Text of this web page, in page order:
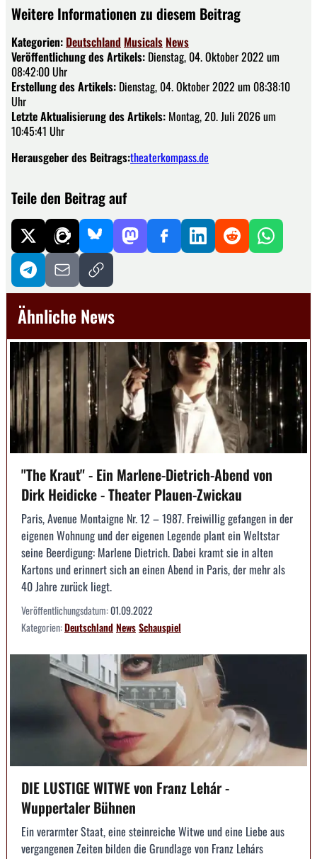
Weitere Informationen zu diesem Beitrag
Kategorien: Deutschland Musicals News
Veröffentlichung des Artikels: Dienstag, 04. Oktober 2022 um
08:42:00 Uhr
Erstellung des Artikels: Dienstag, 04. Oktober 2022 um 08:38:10
Uhr
Letzte Aktualisierung des Artikels: Montag, 20. Juli 2026 um
10:45:41 Uhr
Herausgeber des Beitrags:theaterkompass.de
Teile den Beitrag auf
Ähnliche News
"The Kraut" - Ein Marlene-Dietrich-Abend von
Dirk Heidicke - Theater Plauen-Zwickau
Paris, Avenue Montaigne Nr. 12 – 1987. Freiwillig gefangen in der
eigenen Wohnung und der eigenen Legende plant ein Weltstar
seine Beerdigung: Marlene Dietrich. Dabei kramt sie in alten
Kartons und erinnert sich an einen Abend in Paris, der mehr als
40 Jahre zurück liegt.
Veröffentlichungsdatum:01.09.2022
Kategorien:DeutschlandNewsSchauspiel
DIE LUSTIGE WITWE von Franz Lehár -
Wuppertaler Bühnen
Ein verarmter Staat, eine steinreiche Witwe und eine Liebe aus
vergangenen Zeiten bilden die Grundlage von Franz Lehárs